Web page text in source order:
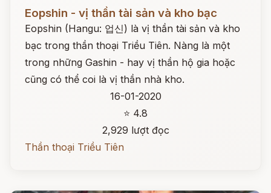
Eopshin - vị thần tài sản và kho bạc
Eopshin (Hangu: 업신) là vị thần tài sản và kho
bạc trong thần thoại Triều Tiên. Nàng là một
trong những Gashin - hay vị thần hộ gia hoặc
cũng có thể coi là vị thần nhà kho.
16-01-2020
⭐ 4.8
2,929 lượt đọc
Thần thoại Triều Tiên